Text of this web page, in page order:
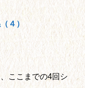
４）
ここまでの4回シ